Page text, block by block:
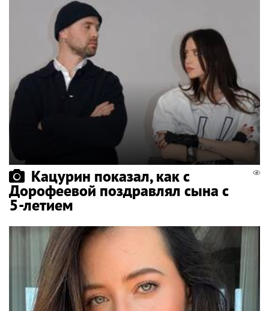
Кацурин показал, как с
Дорофеевой поздравлял сына с
5-летием